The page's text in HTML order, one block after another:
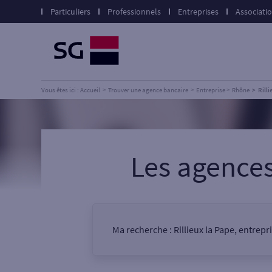
Particuliers Professionnels Entreprises
Vous êtes ici : Accueil Trouver une agence bancaire Entreprise Rhône
Les
Ma recherche : Rillieux la Pape,